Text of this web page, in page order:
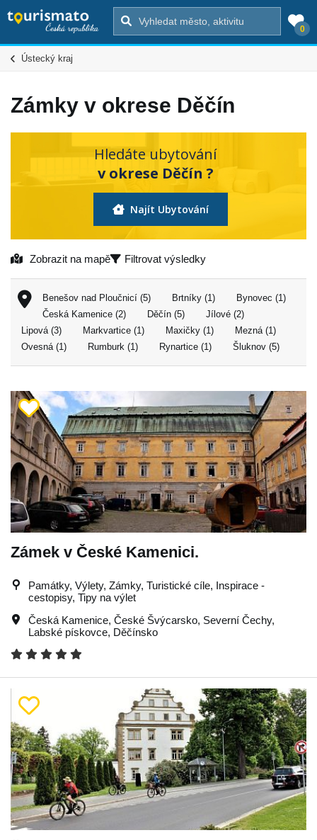
0
Ústecký kraj
Zámky v okrese Děčín
Hledáte ubytování
v okrese Děčín ?
Najít Ubytování
Zobrazit na mapě Filtrovat výsledky
Benešov nad Ploučnicí (5) Brtníky (1)
Bynovec (1)
Česká Kamenice (2)
Děčín (5)
Jílové (2)
Lipová (3)
Markvartice (1) Maxičky (1)
Mezná (1)
Ovesná (1)
Rumburk (1) Rynartice (1) Šluknov (5)
Zámek v České Kamenici.
Památky, Výlety, Zámky, Turistické cíle, Inspirace -
cestopisy, Tipy na výlet
Česká Kamenice, České Švýcarsko, Severní Čechy,
Labské pískovce, Děčínsko